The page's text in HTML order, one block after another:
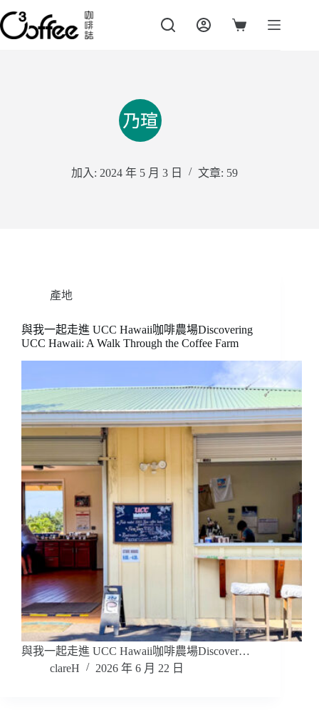
跳
至
主
購
加入: 2024 年 5 月 3 日 文章: 59
產地
與我一起走進 UCC Hawaii咖啡農場Discovering
UCC Hawaii: A Walk Through the Coffee Farm
與我一起走進 UCC Hawaii咖啡農場Discover…
clareH
2026 年 6 月 22 日